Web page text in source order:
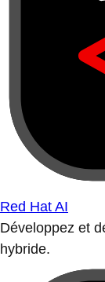
Red Hat AI
Développez et
hybride.